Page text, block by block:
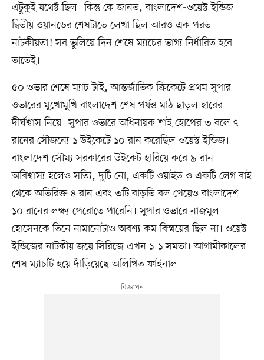
এটুকুই যথেষ্ট ছিল। কিন্তু কে জানত, বাংলাদেশ-ওয়েস্ট ইন্ডিজ
দ্বিতীয় ওয়ানডের শেষটাতে লেখা ছিল আরও এক পরত
নাটকীয়তা! সব ভুলিয়ে দিন শেষে ম্যাচের ভাগ্য নির্ধারিত হবে
তাতেই।
৫০ ওভার শেষে ম্যাচ টাই, আন্তর্জাতিক ক্রিকেটে প্রথম সুপার
ওভারের মুখোমুখি বাংলাদেশ শেষ পর্যন্ত মাঠ ছাড়ল হারের
দীর্ঘশ্বাস নিয়ে। সুপার ওভারে অধিনায়ক শাই হোপের ৩ বলে ৭
রানের সৌজন্যে ১ উইকেটে ১০ রান করেছিল ওয়েস্ট ইন্ডিজ।
বাংলাদেশ সৌম্য সরকারের উইকেট হারিয়ে করে ৯ রান।
অবিশ্বাস্য হলেও সত্যি, দুটি নো, একটি ওয়াইড ও একটি লেগ বাই
থেকে অতিরিক্ত ৪ রান এবং ৩টি বাড়তি বল পেয়েও বাংলাদেশ
১০ রানের লক্ষ্য পেরোতে পারেনি। সুপার ওভারে নাজমুল
হোসেনকে তিনে নামানোটাও অবশ্য কম বিস্ময়ের ছিল না। ওয়েস্ট
ইন্ডিজের নাটকীয় জয়ে সিরিজে এখন ১-১ সমতা। আগামীকালের
শেষ ম্যাচটি হয়ে দাঁড়িয়েছে অলিখিত ফাইনাল।